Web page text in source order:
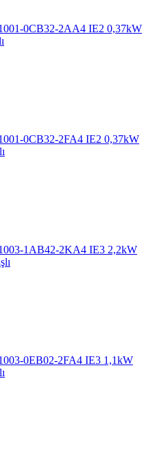
0CB32-2AA4 IE2 0,37kW
0CB32-2FA4 IE2 0,37kW
1AB42-2KA4 IE3 2,2kW
0EB02-2FA4 IE3 1,1kW